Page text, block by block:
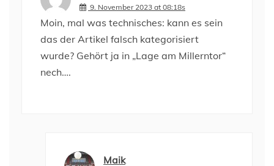
9. November 2023 at 08:18s
Moin, mal was technisches: kann es sein
das der Artikel falsch kategorisiert
wurde? Gehört ja in „Lage am Millerntor“
nech….
Maik